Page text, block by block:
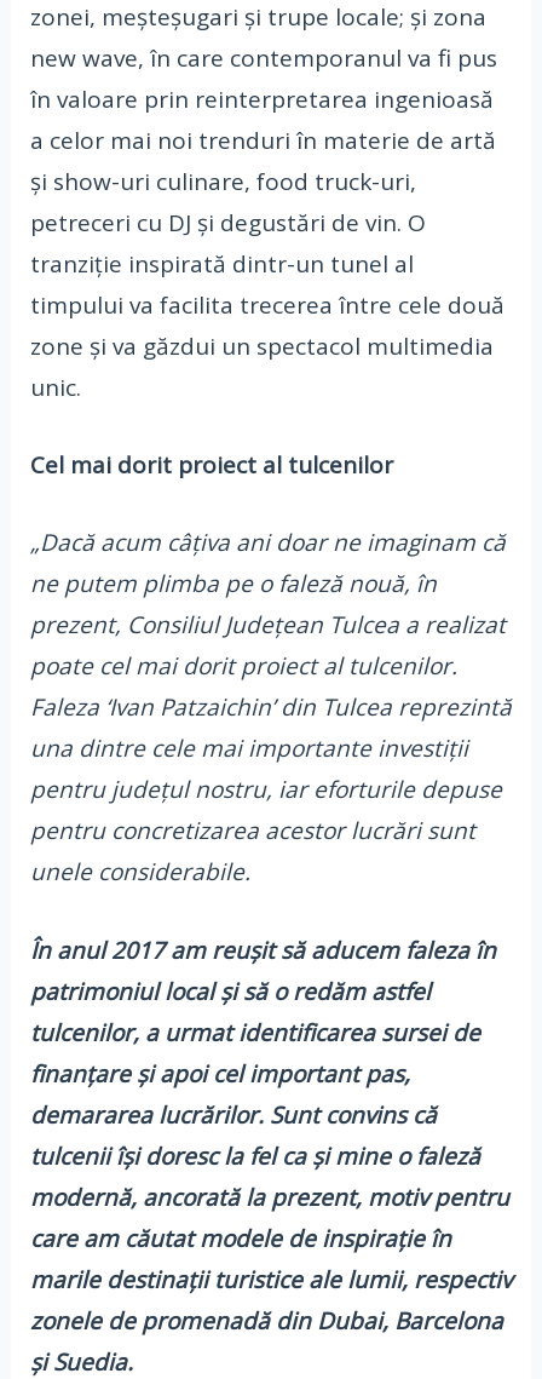
zonei, meșteșugari și trupe locale; și zona
new wave, în care contemporanul va fi pus
în valoare prin reinterpretarea ingenioasă
a celor mai noi trenduri în materie de artă
și show-uri culinare, food truck-uri,
petreceri cu DJ și degustări de vin. O
tranziție inspirată dintr-un tunel al
timpului va facilita trecerea între cele două
zone și va găzdui un spectacol multimedia
unic.
Cel mai dorit proiect al tulcenilor
„Dacă acum câțiva ani doar ne imaginam că
ne putem plimba pe o faleză nouă, în
prezent, Consiliul Județean Tulcea a realizat
poate cel mai dorit proiect al tulcenilor.
Faleza ‘Ivan Patzaichin’ din Tulcea reprezintă
una dintre cele mai importante investiții
pentru județul nostru, iar eforturile depuse
pentru concretizarea acestor lucrări sunt
unele considerabile.
În anul 2017 am reușit să aducem faleza în
patrimoniul local și să o redăm astfel
tulcenilor, a urmat identificarea sursei de
finanțare și apoi cel important pas,
demararea lucrărilor. Sunt convins că
tulcenii își doresc la fel ca și mine o faleză
modernă, ancorată la prezent, motiv pentru
care am căutat modele de inspirație în
marile destinații turistice ale lumii, respectiv
zonele de promenadă din Dubai, Barcelona
și Suedia.